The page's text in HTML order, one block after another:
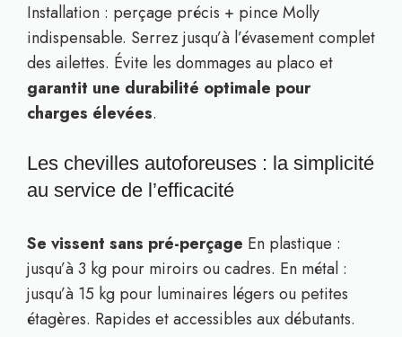
Installation : perçage précis + pince Molly
indispensable. Serrez jusqu’à l’évasement complet
des ailettes. Évite les dommages au placo et
garantit une durabilité optimale pour
charges élevées.
Les chevilles autoforeuses : la simplicité
au service de l’efficacité
Se vissent sans pré-perçage En plastique :
jusqu’à 3 kg pour miroirs ou cadres. En métal :
jusqu’à 15 kg pour luminaires légers ou petites
étagères. Rapides et accessibles aux débutants.